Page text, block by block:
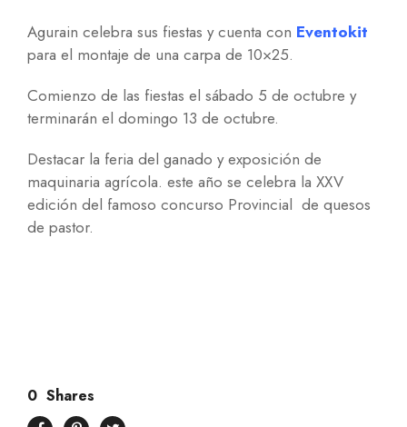
Agurain celebra sus fiestas y cuenta con Eventokit
para el montaje de una carpa de 10×25.
Comienzo de las fiestas el sábado 5 de octubre y
terminarán el domingo 13 de octubre.
Destacar la feria del ganado y exposición de
maquinaria agrícola. este año se celebra la XXV
edición del famoso concurso Provincial de quesos
de pastor.
0 Shares